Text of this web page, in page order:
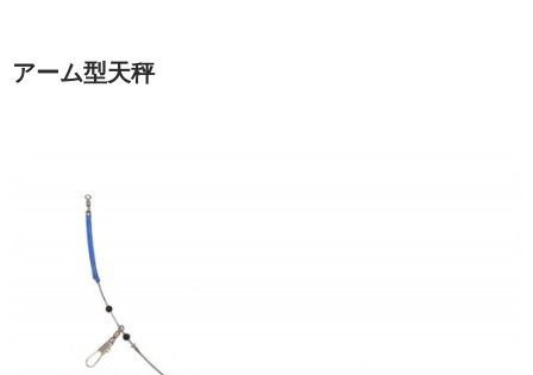
アーム型天秤